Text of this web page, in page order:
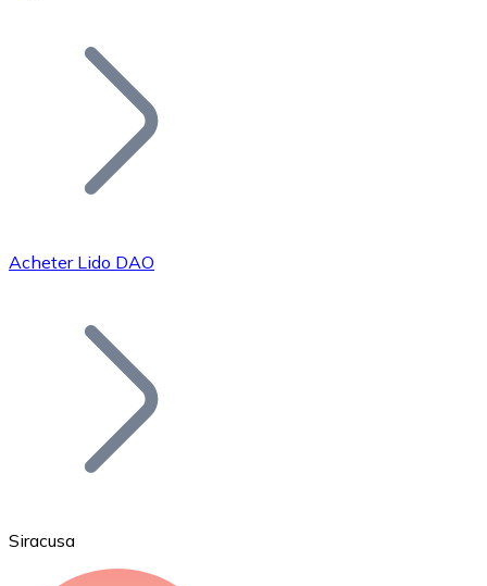
Ajoutez le token de votre projet à notre service
Bitcoin
Acheter Lido DAO
Siracusa